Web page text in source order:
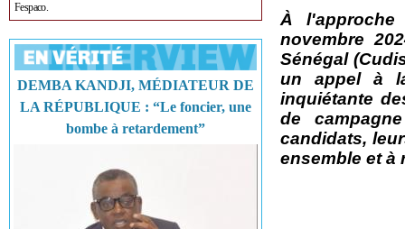
Fespaco.
DEMBA KANDJI, MÉDIATEUR DE
LA RÉPUBLIQUE : “Le foncier, une
bombe à retardement”
À
novembre
Sénégal
un appel à
inquiétante
de
candidats,
ensemble et à